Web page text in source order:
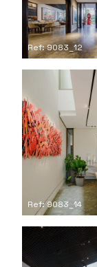
Ref: 9083_12
Ref: 9083_14